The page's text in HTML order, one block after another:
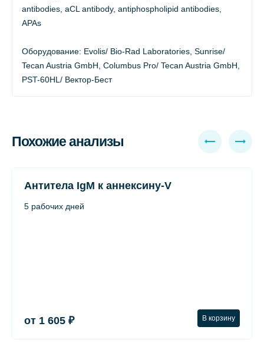
antibodies, aCL antibody, antiphospholipid antibodies,
APAs
Оборудование: Evolis/ Bio-Rad Laboratories, Sunrise/
Tecan Austria GmbH, Columbus Pro/ Tecan Austria GmbH,
PST-60HL/ Вектор-Бест
Похожие анализы
Антитела IgM к аннексину-V
5 рабочих дней
от 1 605 ₽ В корзину